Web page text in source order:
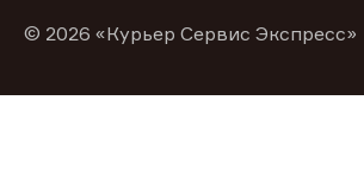
© 2026 «Курьер Сервис Экспресс»